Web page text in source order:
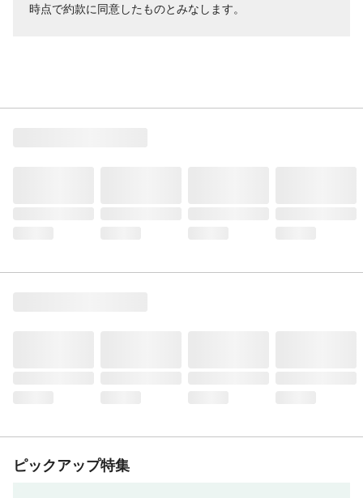
時点で約款に同意したものとみなします。
ピックアップ特集